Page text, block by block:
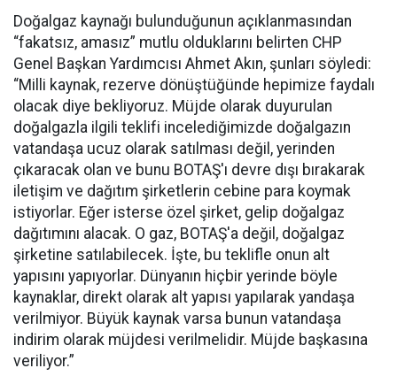
Doğalgaz kaynağı bulunduğunun açıklanmasından
“fakatsız, amasız” mutlu olduklarını belirten CHP
Genel Başkan Yardımcısı Ahmet Akın, şunları söyledi:
“Milli kaynak, rezerve dönüştüğünde hepimize faydalı
olacak diye bekliyoruz. Müjde olarak duyurulan
doğalgazla ilgili teklifi incelediğimizde doğalgazın
vatandaşa ucuz olarak satılması değil, yerinden
çıkaracak olan ve bunu BOTAŞ'ı devre dışı bırakarak
iletişim ve dağıtım şirketlerin cebine para koymak
istiyorlar. Eğer isterse özel şirket, gelip doğalgaz
dağıtımını alacak. O gaz, BOTAŞ'a değil, doğalgaz
şirketine satılabilecek. İşte, bu teklifle onun alt
yapısını yapıyorlar. Dünyanın hiçbir yerinde böyle
kaynaklar, direkt olarak alt yapısı yapılarak yandaşa
verilmiyor. Büyük kaynak varsa bunun vatandaşa
indirim olarak müjdesi verilmelidir. Müjde başkasına
veriliyor.”